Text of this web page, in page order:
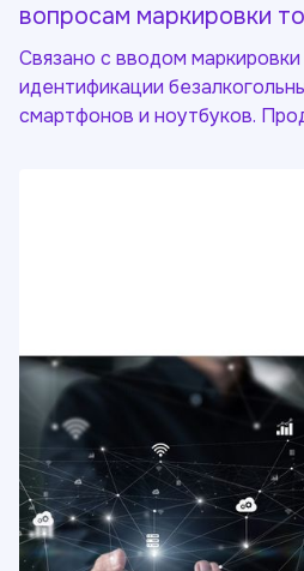
вопросам маркировки
Связано с вводом
идентификации
смартфонов и ноутбуков.